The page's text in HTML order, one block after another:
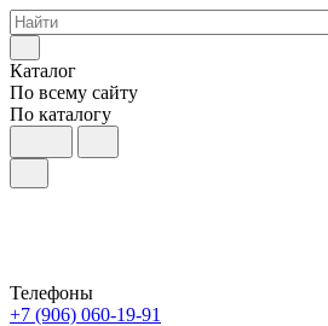
Каталог
По всему сайту
По каталогу
Телефоны
+7 (906) 060-19-91